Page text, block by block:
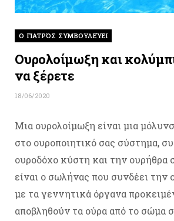
O ΓΙΑΤΡΌΣ ΣΥΜΒΟΥΛΕΎΕΙ
Ουρολοίμωξη και
να ξέρετε
18/06/2020
Μια ουρολοίμωξη είναι μια
στο ουροποιητικό σας σύστημα,
ουροδόχο κύστη και την ουρήθρα
είναι ο σωλήνας που συνδέει την
με τα γεννητικά όργανα
αποβληθούν τα ούρα από το σώμα